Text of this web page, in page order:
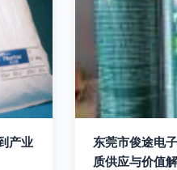
产业
东莞市俊途电
质供应与价值